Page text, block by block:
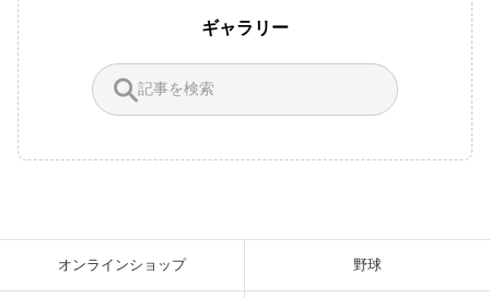
ギャラリー
オンラインショップ 野球